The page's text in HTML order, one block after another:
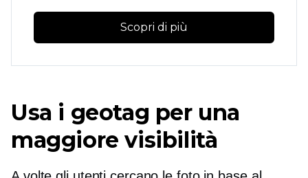
Scopri di più
Usa i geotag per una
maggiore visibilità